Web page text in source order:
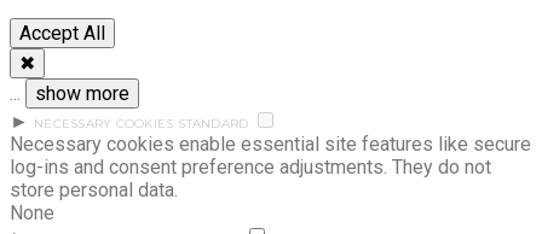
Accept All
✖
show more
►
NECESSARY COOKIES STANDARD
Necessary cookies enable essential site features like secure
log-ins and consent preference adjustments. They do not
store personal data.
None